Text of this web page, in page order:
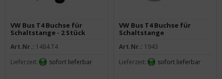
VW Bus T4 Buchse für
Schaltstange - 2 Stück
Art.Nr.: 1484.T4
Lieferzeit:
sofort lieferbar
VW Bus T4 Buchse für
Schaltstange
Art.Nr.: 1943
Lieferzeit:
sofort lieferbar